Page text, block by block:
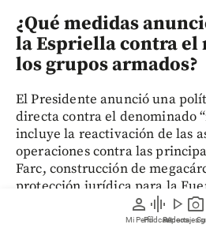
person
Mi Perfil
graphic_eq
Pódcast
play_arrow
Videos
photo_camera
Reportajes
¿Qué medidas
la Espriella contra el
los grupos armados?
El Presidente anunció una
directa contra el denominado
incluye la reactivación de las
operaciones contra las
Farc, construcción de
protección jurídica para la